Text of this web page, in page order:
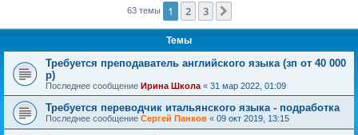
63 темы 1 2 3
Темы
Требуется преподаватель английского языка (зп от 40 000
р)
Последнее сообщение Ирина Школа « 31 мар 2022, 01:09
Требуется переводчик итальянского языка - подработка
Последнее сообщение Сергей Панков « 09 окт 2019, 13:15